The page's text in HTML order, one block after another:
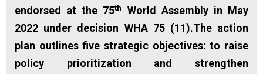
endorsed at the 75th
World Assembly in May
2022 under decision WHA 75 (11).The action
plan outlines five strategic objectives: to raise
policy prioritization and strengthen